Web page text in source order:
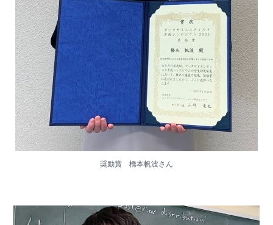
奨励賞 橋本帆波さん